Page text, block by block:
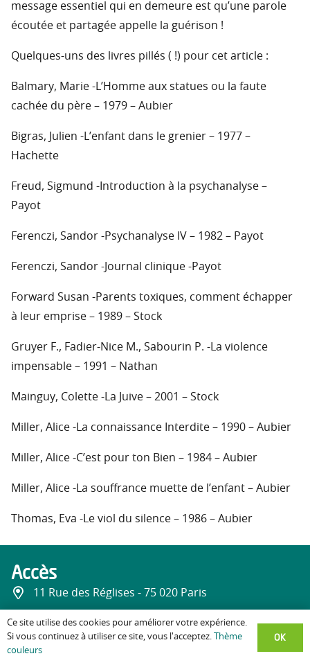
message essentiel qui en demeure est qu’une parole
écoutée et partagée appelle la guérison !
Quelques-uns des livres pillés ( !) pour cet article :
Balmary, Marie -L’Homme aux statues ou la faute
cachée du père – 1979 – Aubier
Bigras, Julien -L’enfant dans le grenier – 1977 –
Hachette
Freud, Sigmund -Introduction à la psychanalyse –
Payot
Ferenczi, Sandor -Psychanalyse IV – 1982 – Payot
Ferenczi, Sandor -Journal clinique -Payot
Forward Susan -Parents toxiques, comment échapper
à leur emprise – 1989 – Stock
Gruyer F., Fadier-Nice M., Sabourin P. -La violence
impensable – 1991 – Nathan
Mainguy, Colette -La Juive – 2001 – Stock
Miller, Alice -La connaissance Interdite – 1990 – Aubier
Miller, Alice -C’est pour ton Bien – 1984 – Aubier
Miller, Alice -La souffrance muette de l’enfant – Aubier
Thomas, Eva -Le viol du silence – 1986 – Aubier
Accès
11 Rue des Réglises - 75 020 Paris
01 53 06 84 84
info@minkowska.com
Ce site utilise des cookies pour améliorer votre expérience.
Si vous continuez à utiliser ce site, vous l'acceptez.
Thème
couleurs
OK